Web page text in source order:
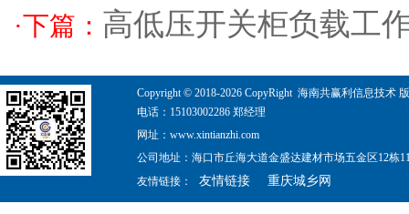
·下篇： 高低压开关柜负载工
Copyright © 2018-2026 CopyRight 海南共赢利信息技术
电话：15103002286 郑经理
网址：www.xintianzhi.com
公司地址：海口市丘海大道金盛达建材市场五金区12栋
友情链接：
友情链接 重庆城乡网